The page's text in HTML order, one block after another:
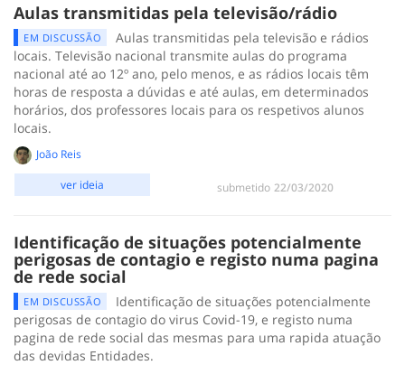
Aulas transmitidas pela televisão/rádio
EM DISCUSSÃO
Aulas transmitidas pela televisão e rádios
locais. Televisão nacional transmite aulas do programa
nacional até ao 12º ano, pelo menos, e as rádios locais têm
horas de resposta a dúvidas e até aulas, em determinados
horários, dos professores locais para os respetivos alunos
locais.
João Reis
submetido ‎22/03/2020
ver ideia
Identificação de situações potencialmente
perigosas de contagio e registo numa pagina
de rede social
EM DISCUSSÃO
Identificação de situações potencialmente
perigosas de contagio do virus Covid-19, e registo numa
pagina de rede social das mesmas para uma rapida atuação
das devidas Entidades.